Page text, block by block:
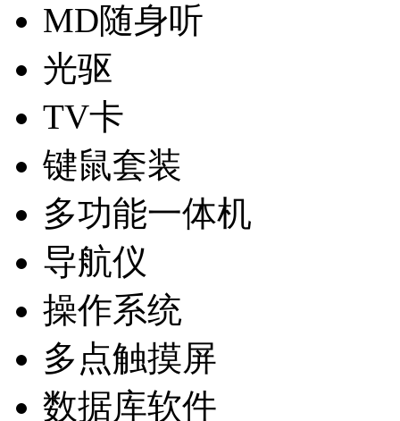
MD随身听
光驱
TV卡
键鼠套装
多功能一体机
导航仪
操作系统
多点触摸屏
数据库软件